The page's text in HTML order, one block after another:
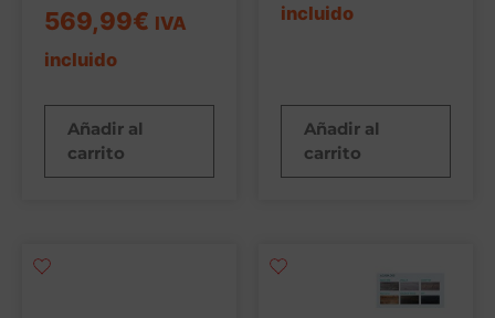
569,99€ IVA
incluido
Añadir al
carrito
incluido
Añadir al
carrito